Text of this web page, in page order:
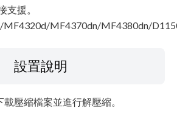
支援。
MF4370dn/MF4380dn/
設置說明
壓縮檔案並進行解壓縮。